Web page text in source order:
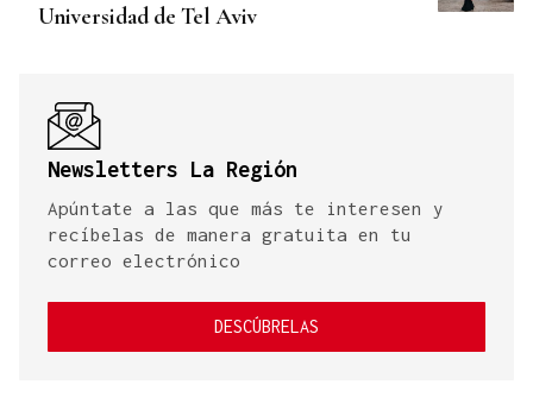
Universidad de Tel Aviv
Newsletters La Región
Apúntate a las que más te interesen y
recíbelas de manera gratuita en tu
correo electrónico
DESCÚBRELAS